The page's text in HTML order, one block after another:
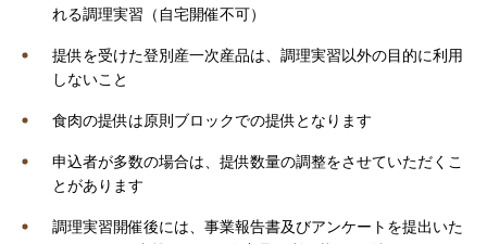
れる調理実習（自宅開催不可）
提供を受けた登別産一次産品は、調理実習以外の目的に利用
しないこと
食肉の提供は原則ブロックでの提供となります
申込者が多数の場合は、提供数量の調整をさせていただくこ
とがあります
調理実習開催後には、事業報告書及びアンケートを提出いた